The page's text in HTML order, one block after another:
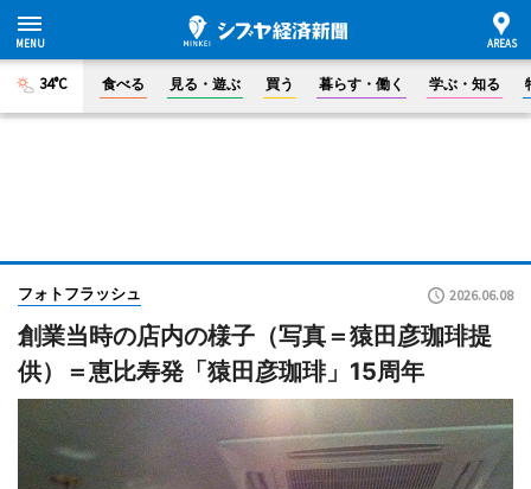
34°C 食べる 見る・遊ぶ 買う 暮らす・働く 学ぶ・知る
フォトフラッシュ 2026.06.08
創業当時の店内の様子（写真＝猿田彦珈琲提
供）＝恵比寿発「猿田彦珈琲」15周年